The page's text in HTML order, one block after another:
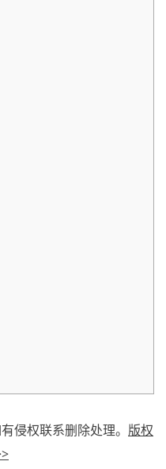
侵权联系删除处理。 版权